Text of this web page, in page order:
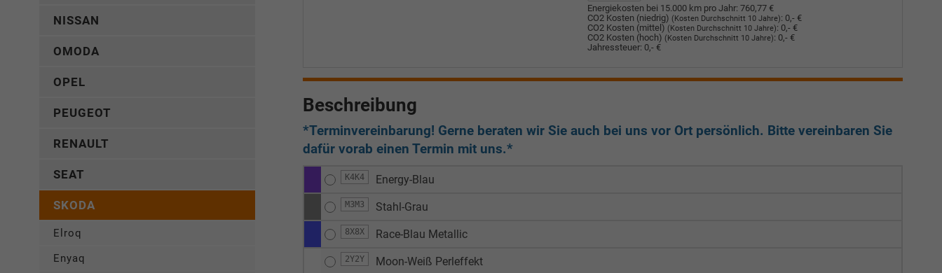
Energiekosten bei 15.000 km pro Jahr: 760,77 €
CO2 Kosten (niedrig) (Kosten Durchschnitt 10 Jahre): 0,- €
CO2 Kosten (mittel) (Kosten Durchschnitt 10 Jahre): 0,- €
CO2 Kosten (hoch) (Kosten Durchschnitt 10 Jahre): 0,- €
Jahressteuer: 0,- €
Beschreibung
*Terminvereinbarung! Gerne beraten wir Sie auch bei uns vor Ort persönlich. Bitte vereinbaren Sie
dafür vorab einen Termin mit uns.*
K4K4 Energy-Blau
M3M3 Stahl-Grau
8X8X Race-Blau Metallic
2Y2Y Moon-Weiß Perleffekt
NISSAN
OMODA
OPEL
PEUGEOT
RENAULT
SEAT
SKODA
Elroq
Enyaq